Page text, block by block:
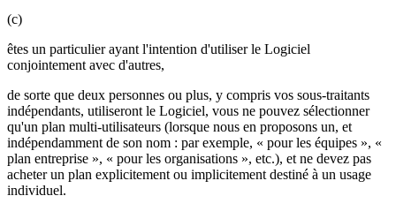
(c)
êtes un particulier ayant l'intention d'utiliser le Logiciel
conjointement avec d'autres,
de sorte que deux personnes ou plus, y compris vos sous-traitants
indépendants, utiliseront le Logiciel, vous ne pouvez sélectionner
qu'un plan multi-utilisateurs (lorsque nous en proposons un, et
indépendamment de son nom : par exemple, « pour les équipes », «
plan entreprise », « pour les organisations », etc.), et ne devez pas
acheter un plan explicitement ou implicitement destiné à un usage
individuel.